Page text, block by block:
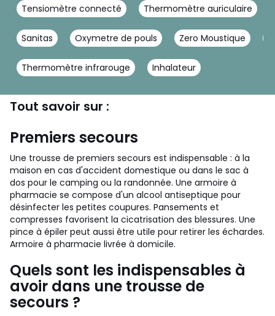
Tensiomètre connecté Thermomètre auriculaire
Sanitas Oxymetre de pouls Zero Moustique
Thermomètre infrarouge Inhalateur
Tout savoir sur :
Premiers secours
Une trousse de premiers secours est indispensable : à la
maison en cas d'accident domestique ou dans le sac à
dos pour le camping ou la randonnée. Une armoire à
pharmacie se compose d'un alcool antiseptique pour
désinfecter les petites coupures. Pansements et
compresses favorisent la cicatrisation des blessures. Une
pince à épiler peut aussi être utile pour retirer les échardes.
Armoire à pharmacie livrée à domicile.
Quels sont les indispensables à
avoir dans une trousse de
secours ?